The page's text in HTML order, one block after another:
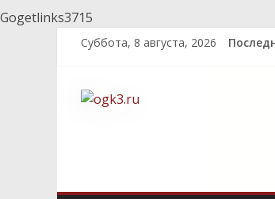
Gogetlinks3715
Суббота, 8 августа, 2026